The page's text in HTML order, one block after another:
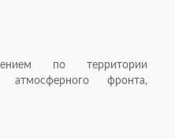
по территории
атмосферного фронта,